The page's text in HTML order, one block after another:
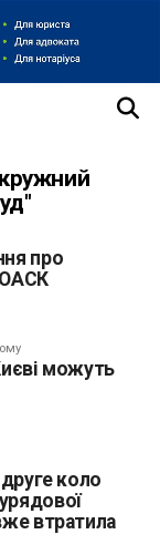
про
ОАСК
можуть
коло
втратила